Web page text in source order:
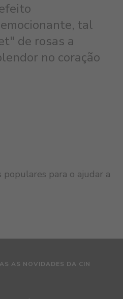
tal
de rosas a
no coração
populares para o ajudar a
AS NOVIDADES DA CIN